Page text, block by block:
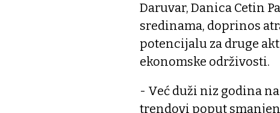
Daruvar, Danica Cetin
sredinama, doprinos
potencijalu za druge
ekonomske održivosti.
- Već duži niz godina
trendovi poput